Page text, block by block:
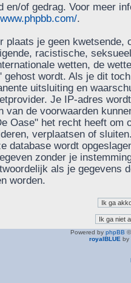
en/of gedrag. Voor meer
.
plaats je geen kwetsende,
racistische,
wetten, de
gehost wordt. Als je dit
uitsluiting en
Je IP-adres
van de voorwaarden
Oase" het recht heeft om
verplaatsen of
database wordt
zonder je
als je gegevens
worden.
Powered by phpBB
royalBLUE by